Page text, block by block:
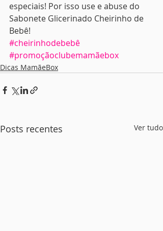
especiais! Por isso use e abuse do
Sabonete Glicerinado Cheirinho de
Bebê!
#cheirinhodebebê
#promoçãoclubemamãebox
Dicas MamãeBox
Posts recentes Ver tudo